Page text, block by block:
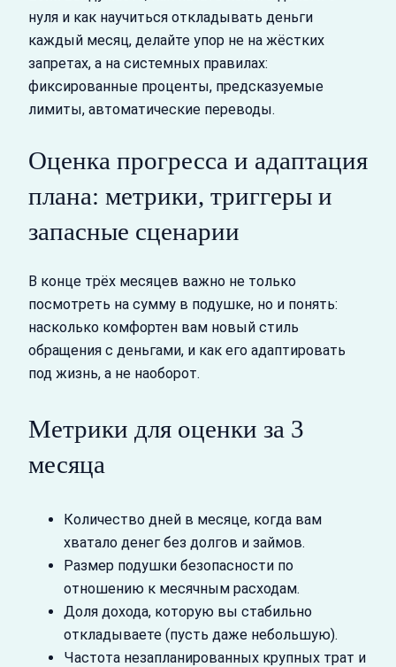
нуля и как научиться откладывать деньги
каждый месяц, делайте упор не на жёстких
запретах, а на системных правилах:
фиксированные проценты, предсказуемые
лимиты, автоматические переводы.
Оценка прогресса и адаптация
плана: метрики, триггеры и
запасные сценарии
В конце трёх месяцев важно не только
посмотреть на сумму в подушке, но и понять:
насколько комфортен вам новый стиль
обращения с деньгами, и как его адаптировать
под жизнь, а не наоборот.
Метрики для оценки за 3
месяца
Количество дней в месяце, когда вам
хватало денег без долгов и займов.
Размер подушки безопасности по
отношению к месячным расходам.
Доля дохода, которую вы стабильно
откладываете (пусть даже небольшую).
Частота незапланированных крупных трат и